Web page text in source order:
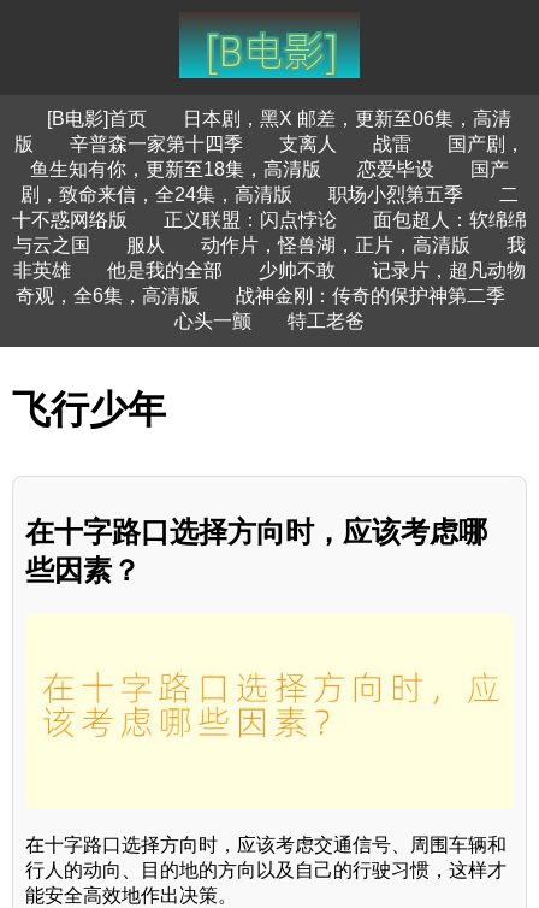
[B电影]首页
日本剧，黑X 邮差，更新至06集，高清
版
辛普森一家第十四季 支离人 战雷
国产剧，
鱼生知有你，更新至18集，高清版
恋爱毕设
国产
剧，致命来信，全24集，高清版
职场小烈第五季
二
十不惑网络版
正义联盟：闪点悖论
面包超人：软绵绵
与云之国
服从 动作片，怪兽湖，正片，高清版
我
非英雄
他是我的全部 少帅不敢
记录片，超凡动物
奇观，全6集，高清版
战神金刚：传奇的保护神第二季
心头一颤
特工老爸
飞行少年
在十字路口选择方向时，应该考虑哪
些因素？
在十字路口选择方向时，应该考虑交通信号、周围车辆和
行人的动向、目的地的方向以及自己的行驶习惯，这样才
能安全高效地作出决策。